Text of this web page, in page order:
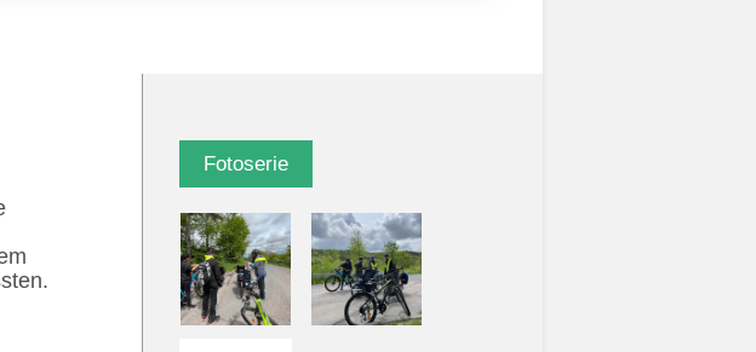
Fotoserie